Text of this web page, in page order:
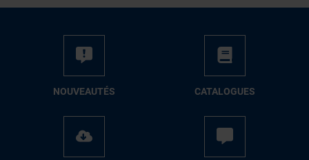
NOUVEAUTÉS CATALOGUES